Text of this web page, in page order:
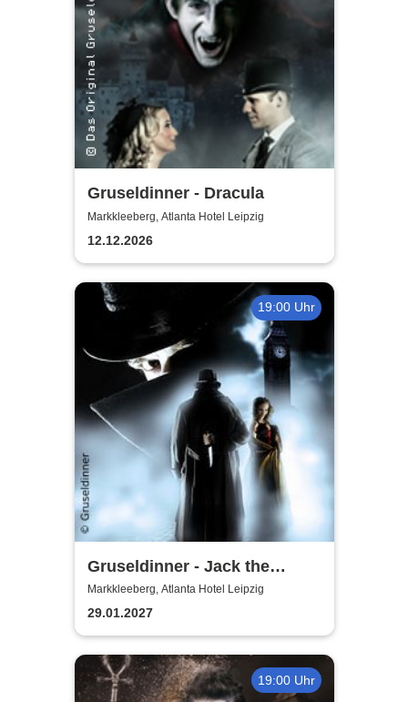
Gruseldinner - Dracula
Markkleeberg, Atlanta Hotel Leipzig
12.12.2026
19:00 Uhr
Gruseldinner - Jack the
Ripper
Markkleeberg, Atlanta Hotel Leipzig
29.01.2027
19:00 Uhr